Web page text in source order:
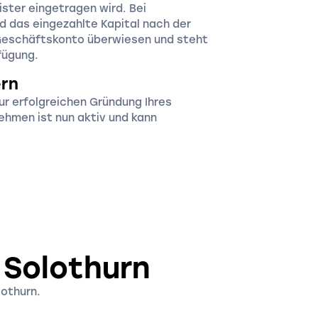
eingetragen wird. Bei
das eingezahlte Kapital nach der
überwiesen und steht
erfolgreichen Gründung Ihres
ist nun aktiv und kann